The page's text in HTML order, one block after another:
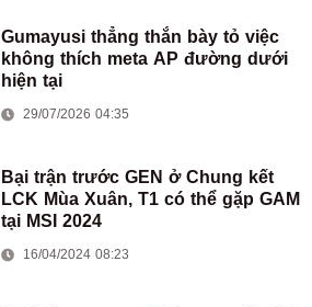
Gumayusi thẳng thắn bày tỏ việc
không thích meta AP đường dưới
hiện tại
29/07/2026 04:35
Bại trận trước GEN ở Chung kết
LCK Mùa Xuân, T1 có thể gặp GAM
tại MSI 2024
16/04/2024 08:23